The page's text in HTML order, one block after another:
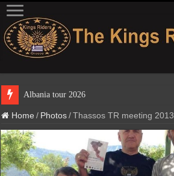
Home / Photos / Thassos TR meeting 2013